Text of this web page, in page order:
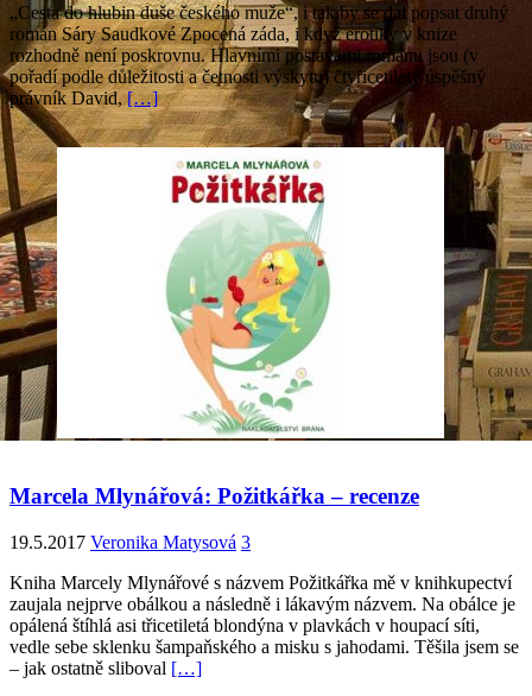
„Cesta do hlubin duše českého muže“, i tak by se dal popsat druhý
román Sáry Saudkové Zpocená záda, i když erotiky v knize
rozhodně není poskrovnu. Hlavními postavami románu jsou (v
pořadí podle důležitosti a četnosti výskytu) čtyřicetiletý úspěšný
právník David,[…]
Marcela Mlynářová: Požitkářka – recenze
19.5.2017 Veronika Matysová 3
Kniha Marcely Mlynářové s názvem Požitkářka mě v knihkupectví
zaujala nejprve obálkou a následně i lákavým názvem. Na obálce je
opálená štíhlá asi třicetiletá blondýna v plavkách v houpací síti,
vedle sebe sklenku šampaňského a misku s jahodami. Těšila jsem se
– jak ostatně sliboval […]